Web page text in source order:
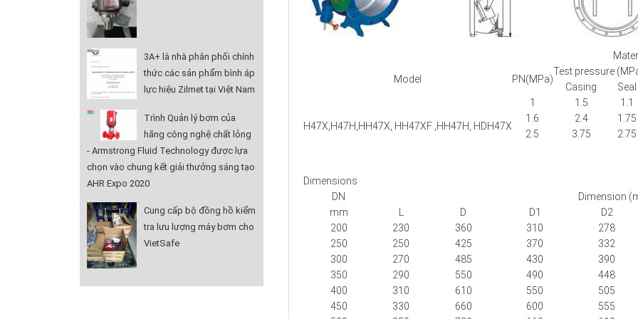
Model PN(MPa)
Test pressure
Casing
Seal
H47X,H47H,HH47X, HH47XF ,HH47H, HDH47X
1 1.5
1.1
1.6
2.4
1.75
2.5
3.75 2.75
Dimensions
DN
Dimension
mm
D D1
D2
200
230 360 310
278
250
250 425 370
332
300
270 485 430
390
350
290 550 490
448
400
310 610 550
505
450
330 660 600
555
3A+ là nhà phân phối chính
thức các sản phẩm bình áp
lực hiệu Zilmet tại Việt Nam
Trình Quản lý bơm của
hãng công nghệ chất lỏng
- Armstrong Fluid Technology được lựa
chọn vào chung kết giải thưởng sáng tạo
AHR Expo 2020
Cung cấp bộ đồng hồ kiểm
tra lưu lượng máy bơm cho
VietSafe